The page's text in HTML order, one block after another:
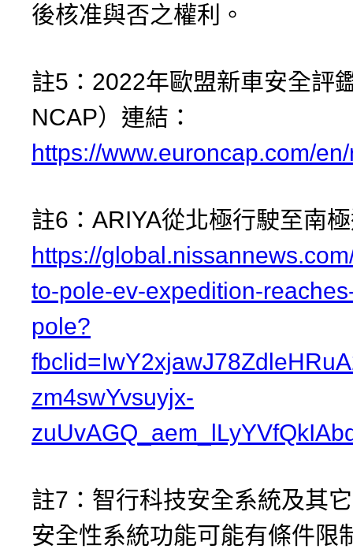
後核准與否之權利。
註5：2022年歐盟新車安全評
NCAP）連結：
https://www.euroncap.com/
註6：ARIYA從北極行駛至南
https://
to-pole-ev-expedition-
pole?
zm4swYvsuyjx-
註7：智行科技安全系統及其
安全性系統功能可能有條件限